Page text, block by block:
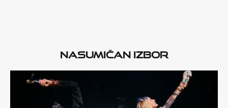
Nasumičan izbor